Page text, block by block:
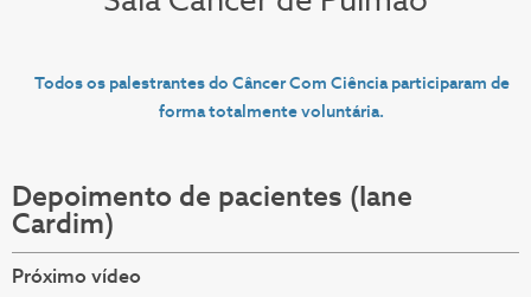
Todos os palestrantes do Câncer Com Ciência participaram de
forma totalmente voluntária.
Depoimento de pacientes (Iane
Cardim)
Próximo vídeo